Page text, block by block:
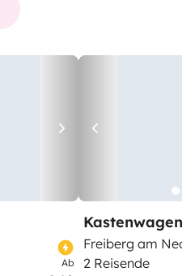
Ab
Kastenwagen
Freiberg am
2 Reisende